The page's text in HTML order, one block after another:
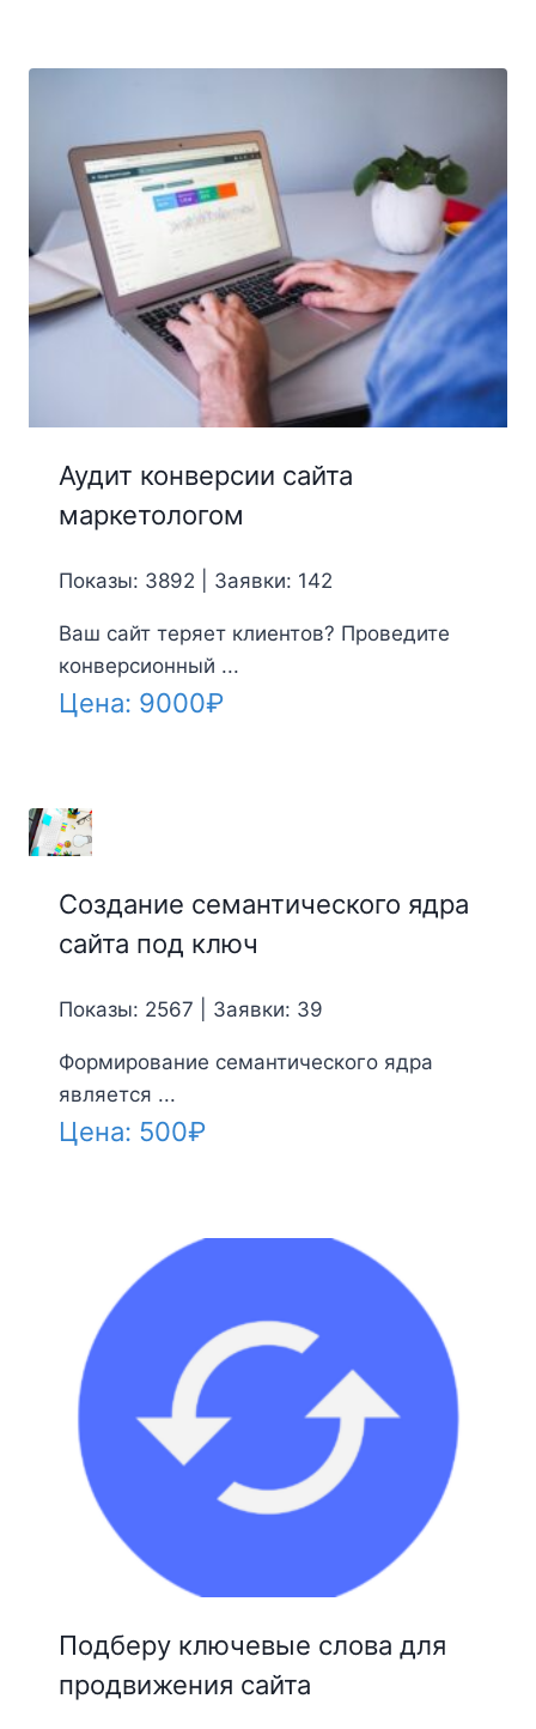
Аудит конверсии сайта
маркетологом
Показы: 3892 | Заявки: 142
Ваш сайт теряет клиентов? Проведите
конверсионный ...
Цена: 9000₽
Создание семантического ядра
сайта под ключ
Показы: 2567 | Заявки: 39
Формирование семантического ядра
является ...
Цена: 500₽
Подберу ключевые слова для
продвижения сайта